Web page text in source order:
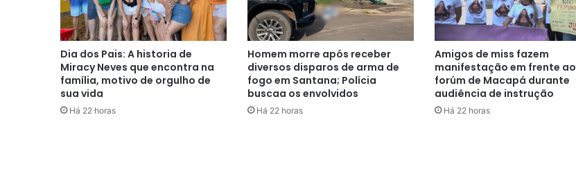
Dia dos Pais: A historia de
Miracy Neves que encontra na
família, motivo de orgulho de
sua vida
Há 22 horas
Homem morre após receber
diversos disparos de arma de
fogo em Santana; Polícia
buscaa os envolvidos
Há 22 horas
Amigos de miss fazem
manifestação em frente ao
forúm de Macapá durante
audiência de instrução
Há 22 horas